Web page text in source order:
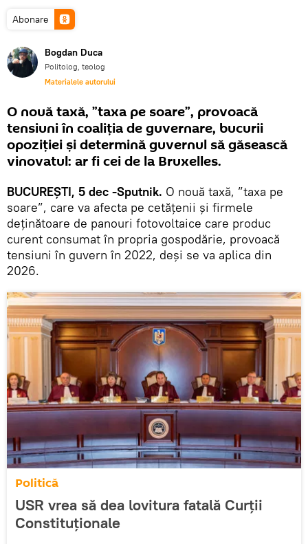
Abonare
Bogdan Duca
Politolog, teolog
Materialele autorului
O nouă taxă, ”taxa pe soare”, provoacă
tensiuni în coaliția de guvernare, bucurii
opoziției și determină guvernul să găsească
vinovatul: ar fi cei de la Bruxelles.
BUCUREȘTI, 5 dec -Sputnik. O nouă taxă, ”taxa pe
soare”, care va afecta pe cetățenii și firmele
deținătoare de panouri fotovoltaice care produc
curent consumat în propria gospodărie, provoacă
tensiuni în guvern în 2022, deși se va aplica din
2026.
Politică
USR vrea să dea lovitura fatală Curții
Constituționale